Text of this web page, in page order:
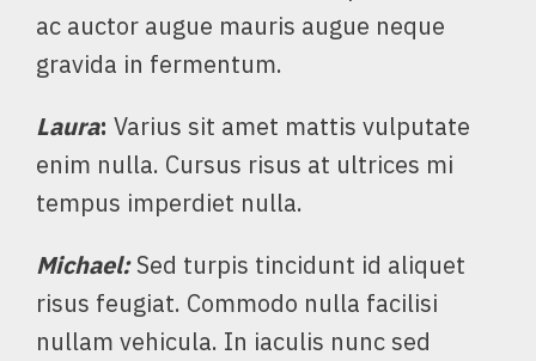
ac auctor augue mauris augue neque
gravida in fermentum.
Laura: Varius sit amet mattis vulputate
enim nulla. Cursus risus at ultrices mi
tempus imperdiet nulla.
Michael:Sed turpis tincidunt id aliquet
risus feugiat. Commodo nulla facilisi
nullam vehicula. In iaculis nunc sed